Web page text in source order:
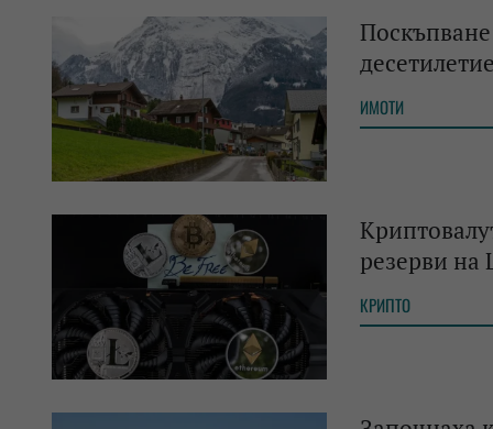
десетилетие
ИМОТИ
резерви на
КРИПТО